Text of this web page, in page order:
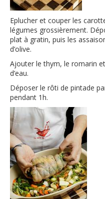
Eplucher et couper les
légumes grossièrement.
plat à gratin, puis les
d’olive.
Ajouter le thym, le romarin
d’eau.
Déposer le rôti de pintade
pendant 1h.